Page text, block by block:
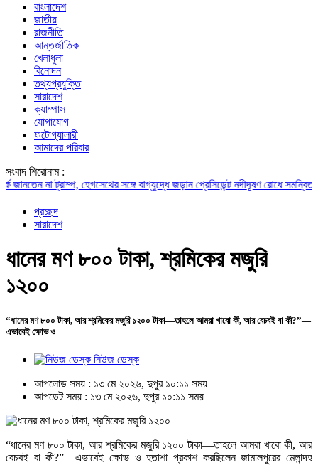
বাংলাদেশ
জাতীয়
রাজনীতি
আন্তর্জাতিক
খেলাধুলা
বিনোদন
তথ্যপ্রযুক্তি
সারাদেশ
ক্যাম্পাস
যোগাযোগ
ফটোগ্যালারী
আমাদের পরিবার
সংবাদ শিরোনাম :
না ট্রাম্প, হেগসেথের সঙ্গে বাগ্‌যুদ্ধে জড়ান প্রেসিডেন্টনদীদূষণ রোধে সমন্বিত
প্রচ্ছদ
সারাদেশ
ধানের মণ ৮০০ টাকা, শ্রমিকের মজুরি
১২০০
“ধানের মণ ৮০০ টাকা, আর শ্রমিকের মজুরি ১২০০ টাকা—তাহলে আমরা খাবো কী, আর বেচবই বা কী?”—
এভাবেই ক্ষোভ ও
নিউজ ডেস্ক
আপলোড সময় : ১৩ মে ২০২৬, দুপুর ১০:১১ সময়
আপডেট সময় : ১৩ মে ২০২৬, দুপুর ১০:১১ সময়
“ধানের মণ ৮০০ টাকা, আর শ্রমিকের মজুরি ১২০০ টাকা—তাহলে আমরা খাবো কী, আর
বেচবই বা কী?”—এভাবেই ক্ষোভ ও হতাশা প্রকাশ করছিলেন জামালপুরের মেলান্দহ